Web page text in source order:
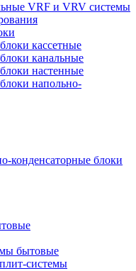
VRF и VRV системы
кассетные
канальные
настенные
напольно-
конденсаторные блоки
бытовые
системы